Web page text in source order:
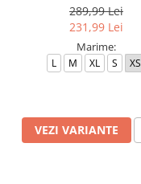
289,99 Lei
231,99 Lei
Marime:
L M XL S XS
VEZI VARIANTE